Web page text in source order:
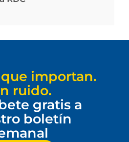
importan.
ruido.
gratis a
boletín